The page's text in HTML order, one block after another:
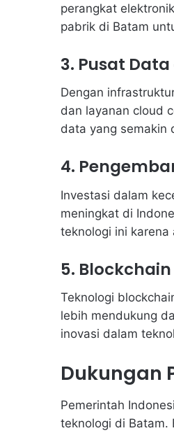
perangkat
pabrik di Batam
3. Pusat
Dengan
dan layanan cloud
data yang semakin
4.
Investasi dalam
meningkat di
teknologi ini karena
5.
Teknologi
lebih mendukung
inovasi dalam
Dukungan
Pemerintah
teknologi di Batam.